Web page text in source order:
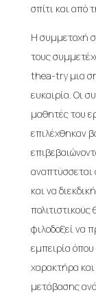
σπίτι και από
Η συμμετοχή
τους
thea-try μια
ευκαιρία. Οι
μαθητές του
επιλέχθηκαν
αναπτύσσεται
και να
φιλοδοξεί να
εμπειρία όπου
χαρακτήρα
μετάβασης